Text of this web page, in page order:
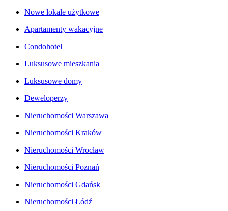
Nowe lokale użytkowe
Apartamenty wakacyjne
Condohotel
Luksusowe mieszkania
Luksusowe domy
Deweloperzy
Nieruchomości Warszawa
Nieruchomości Kraków
Nieruchomości Wrocław
Nieruchomości Poznań
Nieruchomości Gdańsk
Nieruchomości Łódź